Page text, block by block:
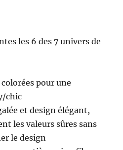
les 6 des 7 univers de
pour une
chic
et design élégant,
les valeurs sûres sans
le design